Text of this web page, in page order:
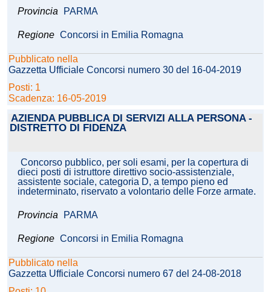
Provincia PARMA
Regione Concorsi in Emilia Romagna
Pubblicato nella
Gazzetta Ufficiale Concorsi numero 30 del 16-04-2019
Posti: 1
Scadenza: 16-05-2019
AZIENDA PUBBLICA DI SERVIZI ALLA PERSONA -
DISTRETTO DI FIDENZA
Concorso pubblico, per soli esami, per la copertura di
dieci posti di istruttore direttivo socio-assistenziale,
assistente sociale, categoria D, a tempo pieno ed
indeterminato, riservato a volontario delle Forze armate.
Provincia PARMA
Regione Concorsi in Emilia Romagna
Pubblicato nella
Gazzetta Ufficiale Concorsi numero 67 del 24-08-2018